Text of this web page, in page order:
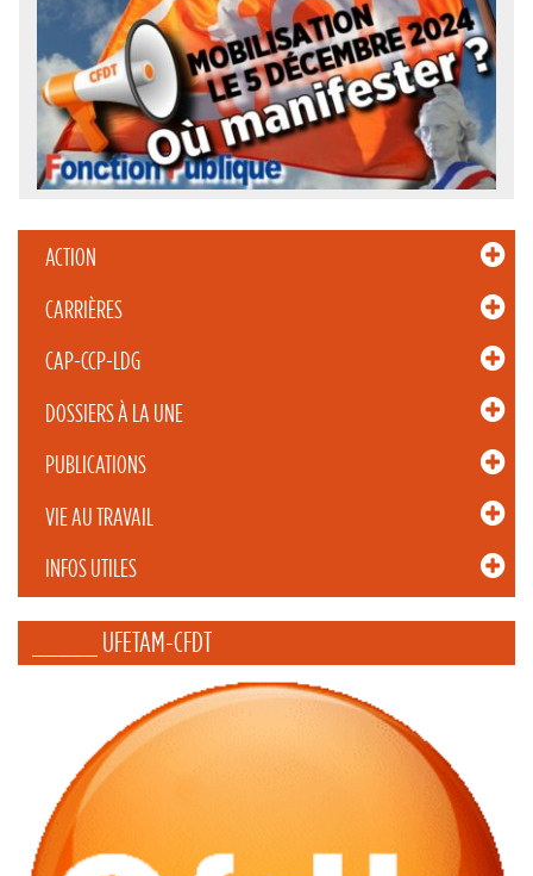
ACTION
CARRIÈRES
CAP-CCP-LDG
DOSSIERS À LA UNE
PUBLICATIONS
VIE AU TRAVAIL
INFOS UTILES
_____ UFETAM-CFDT